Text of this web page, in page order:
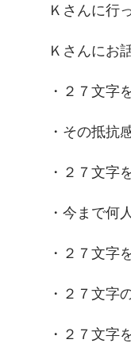
Ｋさんに行
Ｋさんにお
・２７文字
・その抵抗
・２７文字
・今まで何
・２７文字
・２７文字
・２７文字